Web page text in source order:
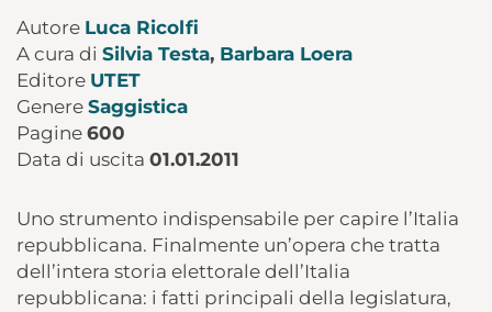
Autore Luca Ricolfi
A cura di Silvia Testa, Barbara Loera
Editore UTET
Genere Saggistica
Pagine 600
Data di uscita 01.01.2011
Uno strumento indispensabile per capire l’Italia
repubblicana. Finalmente un’opera che tratta
dell’intera storia elettorale dell’Italia
repubblicana: i fatti principali della legislatura,